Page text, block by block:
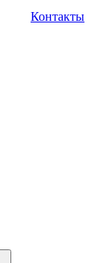
Контакты